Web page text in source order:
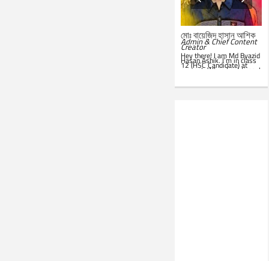
মোঃ বায়েজিদ হাসান আশিক
Admin & Chief Content
Creator
Hey there! I am Md Byazid
Hasan Ashik. I’m in class
12 (HSC Candidate) at
present. When I get time, I
like this website. Best of
luck!